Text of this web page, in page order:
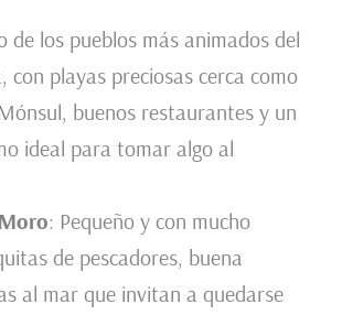
de los pueblos más animados del
con playas preciosas cerca como
buenos restaurantes y un
ideal para tomar algo al
: Pequeño y con mucho
de pescadores, buena
al mar que invitan a quedarse